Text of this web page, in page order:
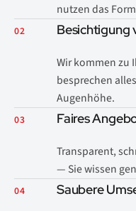
nutzen das
02 Besichtigung
Wir kommen zu
besprechen
Augenhöhe.
03 Faires
Transparent,
— Sie wissen
04 Saubere